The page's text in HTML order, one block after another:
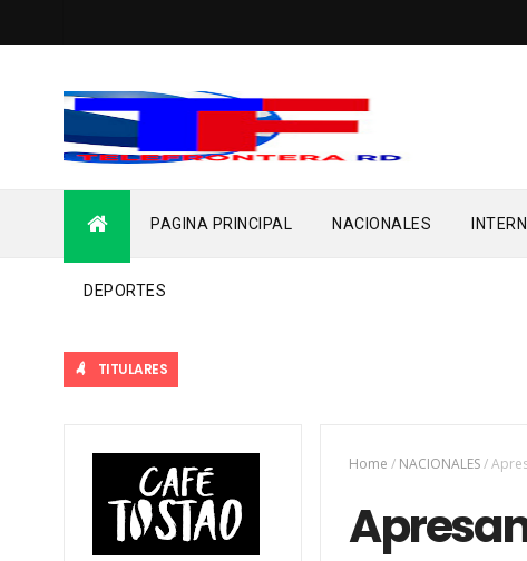
PAGINA PRINCIPAL NACIONALES
DEPORTES
TITULARES
Home / NACIONALES/